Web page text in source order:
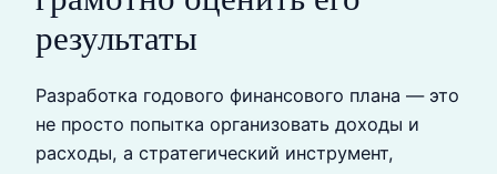
результаты
Разработка годового финансового плана — это
не просто попытка организовать доходы и
расходы, а стратегический инструмент,